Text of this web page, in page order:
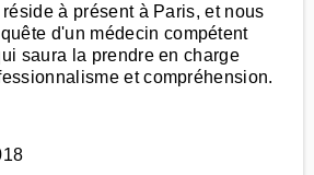
à présent à Paris, et nous
d'un médecin compétent
saura la prendre en charge
et compréhension.